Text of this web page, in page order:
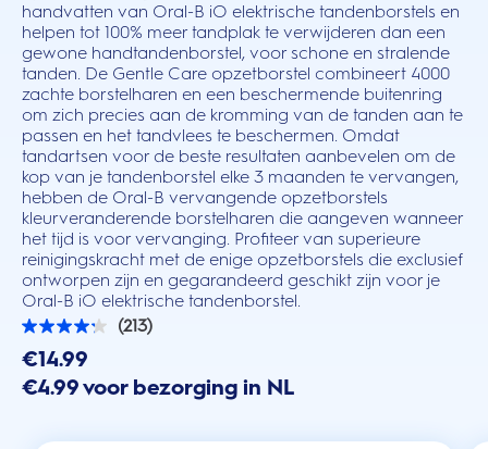
handvatten van Oral-B iO elektrische tandenborstels en
helpen tot 100% meer tandplak te verwijderen dan een
gewone handtandenborstel, voor schone en stralende
tanden. De Gentle Care opzetborstel combineert 4000
zachte borstelharen en een beschermende buitenring
om zich precies aan de kromming van de tanden aan te
passen en het tandvlees te beschermen. Omdat
tandartsen voor de beste resultaten aanbevelen om de
kop van je tandenborstel elke 3 maanden te vervangen,
hebben de Oral-B vervangende opzetborstels
kleurveranderende borstelharen die aangeven wanneer
het tijd is voor vervanging. Profiteer van superieure
reinigingskracht met de enige opzetborstels die exclusief
ontworpen zijn en gegarandeerd geschikt zijn voor je
Oral-B iO elektrische tandenborstel.
(213)
4.2
van
de
5
sterren.
€14.99
€4.99 voor bezorging in NL